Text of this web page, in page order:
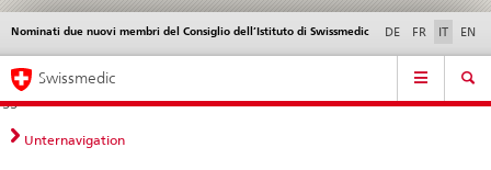
Navigazione
diretta:
novità,
aspetti
Novità &
norme
Contatto | Supporto &
aiuto
Nominati due nuovi membri del Consiglio dell’Istituto di Swissmedic DE FR IT EN
Service
Navigation
Swissmedic
Unternavigation